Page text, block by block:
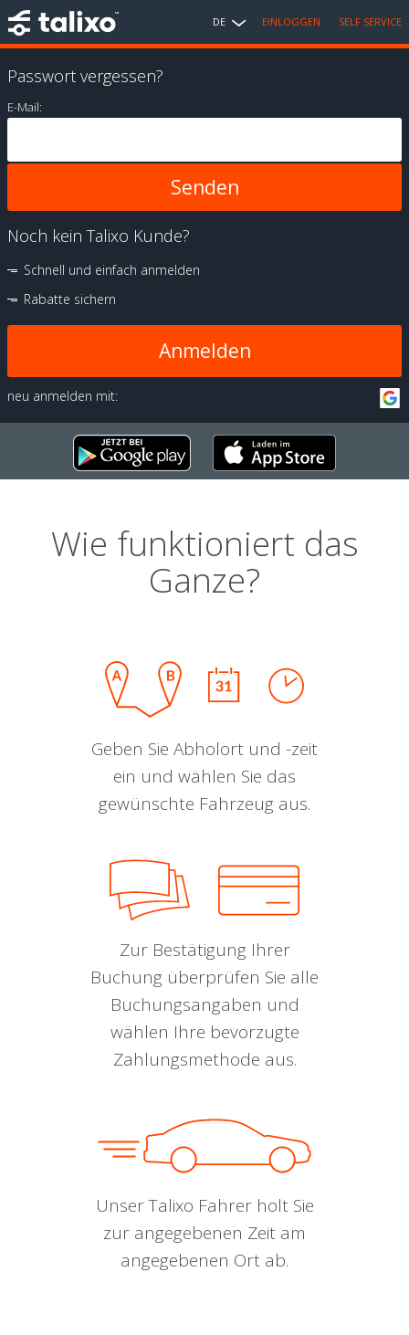
DE EINLOGGEN SELF SERVICE
Passwort vergessen?
E-Mail:
Noch kein Talixo Kunde?
Schnell und einfach anmelden
Rabatte sichern
Anmelden
neu anmelden mit:
Wie funktioniert das
Ganze?
Geben Sie Abholort und -zeit
ein und wählen Sie das
gewünschte Fahrzeug aus.
Zur Bestätigung Ihrer
Buchung überprüfen Sie alle
Buchungsangaben und
wählen Ihre bevorzugte
Zahlungsmethode aus.
Unser Talixo Fahrer holt Sie
zur angegebenen Zeit am
angegebenen Ort ab.